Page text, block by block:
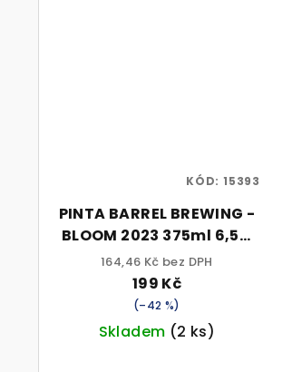
PINTA BARREL BREWING -
BLOOM 2023 375ml 6,5%
alk.
164,46 Kč bez DPH
199 Kč
(–42 %)
Skladem (2 ks)
KÓD: 15393